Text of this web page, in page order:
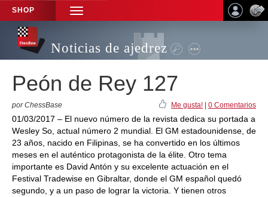
SHOP
TOGGLE
NAVIGATION
Noticias de ajedrez
Peón de Rey 127
por ChessBase Me gusta! 0 Comentarios
01/03/2017 – El nuevo número de la revista dedica su portada a
Wesley So, actual número 2 mundial. El GM estadounidense, de
23 años, nacido en Filipinas, se ha convertido en los últimos
meses en el auténtico protagonista de la élite. Otro tema
importante es David Antón y su excelente actuación en el
Festival Tradewise en Gibraltar, donde el GM español quedó
segundo, y a un paso de lograr la victoria. Y tienen otros